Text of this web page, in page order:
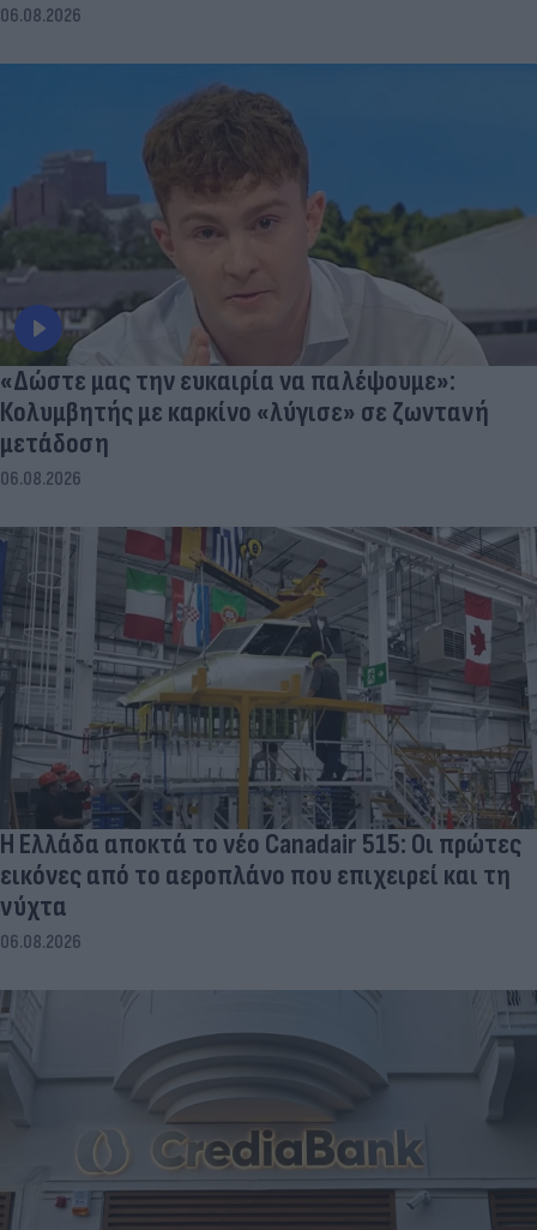
06.08.2026
«Δώστε μας την ευκαιρία να παλέψουμε»:
Κολυμβητής με καρκίνο «λύγισε» σε ζωντανή
μετάδοση
06.08.2026
Η Ελλάδα αποκτά το νέο Canadair 515: Οι πρώτες
εικόνες από το αεροπλάνο που επιχειρεί και τη
νύχτα
06.08.2026